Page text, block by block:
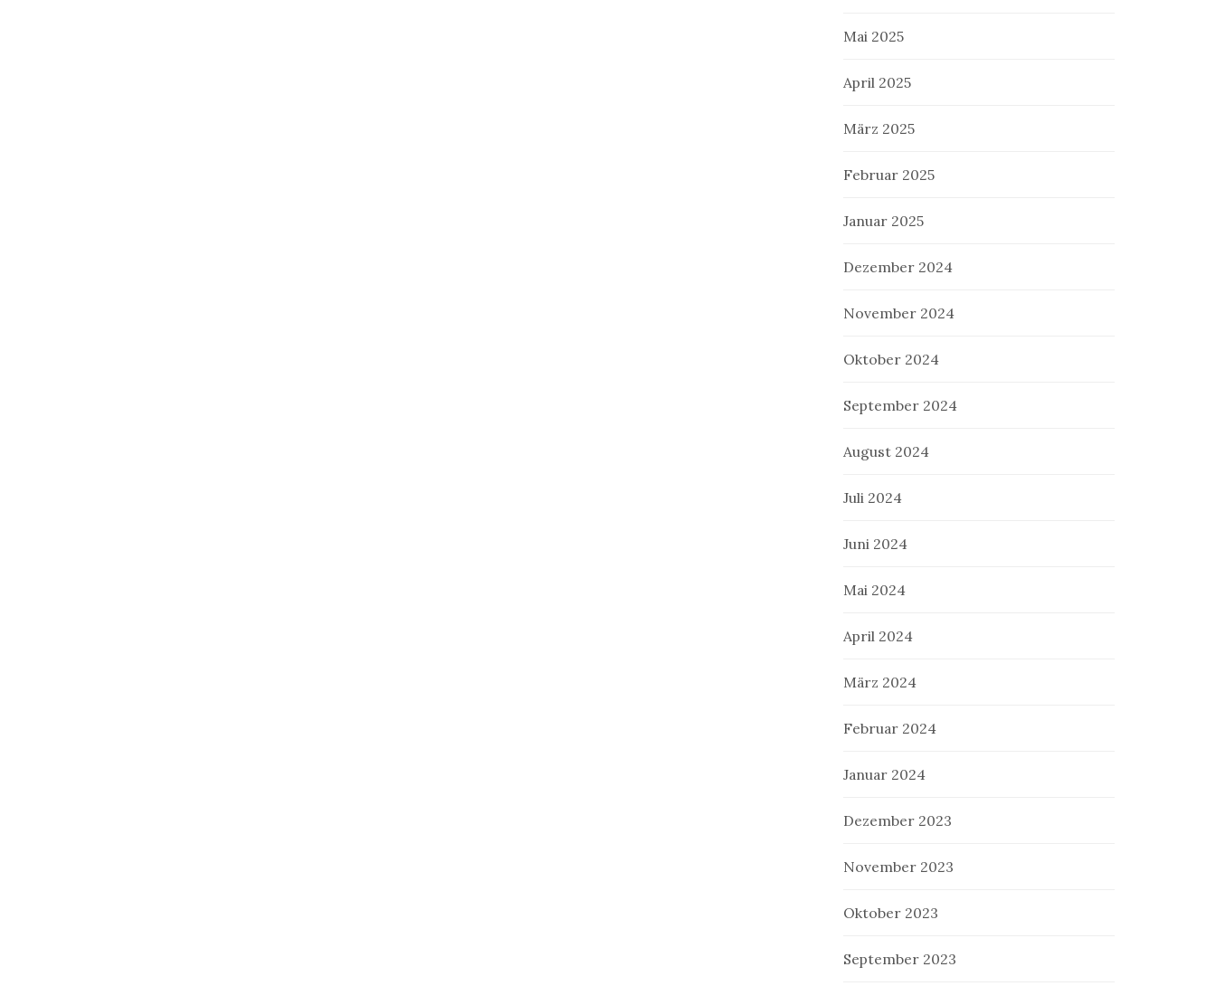
Mai 2025
April 2025
März 2025
Februar 2025
Januar 2025
Dezember 2024
November 2024
Oktober 2024
September 2024
August 2024
Juli 2024
Juni 2024
Mai 2024
April 2024
März 2024
Februar 2024
Januar 2024
Dezember 2023
November 2023
Oktober 2023
September 2023